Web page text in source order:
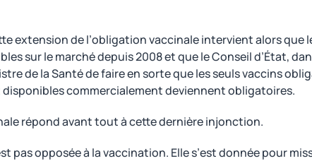
extension de l’obligation vaccinale intervient alors
sur le marché depuis 2008 et que le Conseil d’État,
de la Santé de faire en sorte que les seuls vaccins
commercialement deviennent obligatoires.
répond avant tout à cette dernière injonction.
pas opposée à la vaccination. Elle s’est donnée pour